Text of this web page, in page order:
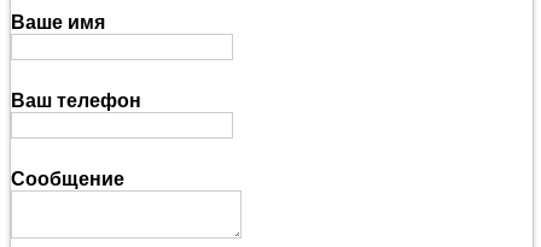
Ваше имя
Ваш телефон
Сообщение